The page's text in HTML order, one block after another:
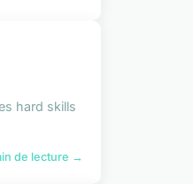
hard skills
de lecture →